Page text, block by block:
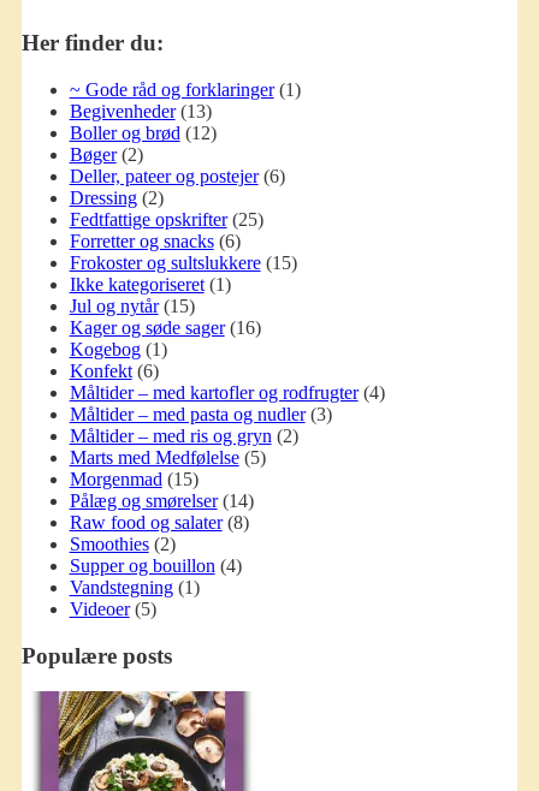
Her finder du:
~ Gode råd og forklaringer(1)
Begivenheder(13)
Boller og brød (12)
Bøger(2)
Deller, pateer og postejer(6)
Dressing(2)
Fedtfattige opskrifter(25)
Forretter og snacks(6)
Frokoster og sultslukkere(15)
Ikke kategoriseret(1)
Jul og nytår(15)
Kager og søde sager(16)
Kogebog(1)
Konfekt(6)
Måltider – med kartofler og rodfrugter(4)
Måltider – med pasta og nudler(3)
Måltider – med ris og gryn (2)
Marts med Medfølelse(5)
Morgenmad (15)
Pålæg og smørelser(14)
Raw food og salater(8)
Smoothies(2)
Supper og bouillon (4)
Vandstegning(1)
Videoer(5)
Populære posts